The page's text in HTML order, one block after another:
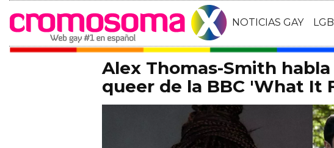
NOTICIAS GAY
Alex Thomas-Smith
queer de la BBC 'What It